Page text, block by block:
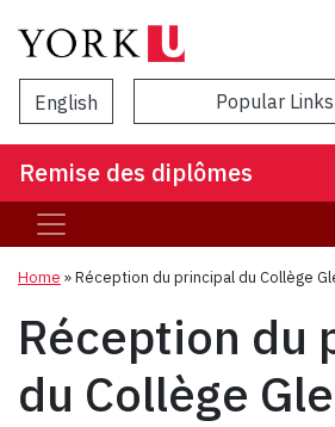
English Popular Links
Remise des diplômes
Home »Réception du principal du Collège
Réception du
du Collège